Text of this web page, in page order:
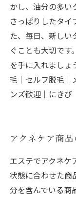
かし、油分の多い
さっぱりしたタイ
た、毎日、新し
ぐことも大切で
を手に入れましょ
毛｜セルフ脱毛｜
ンズ歓迎｜にきび
アクネケア商
エステでアクネケ
状態に合わせた商
分を含んでいる商